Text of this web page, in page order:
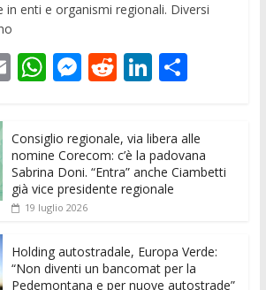
enti e organismi regionali. Diversi
E
l
W
at
s
A
p
M
e
n
g
R
di
t
Li
k
e
dI
C
n
di
vi
Consiglio regionale, via libera alle
nomine Corecom: c’è la padovana
Sabrina Doni. “Entra” anche Ciambetti
già vice presidente regionale
19 luglio 2026
Holding autostradale, Europa Verde:
“Non diventi un bancomat per la
Pedemontana e per nuove autostrade”